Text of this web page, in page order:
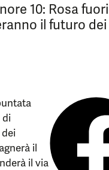
10: Rosa fuori
il futuro dei
di
il
il via